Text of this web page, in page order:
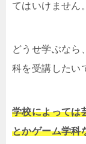
てはいけません。
どうせ学ぶなら
科を受講したい
学校によっては
とかゲーム学科